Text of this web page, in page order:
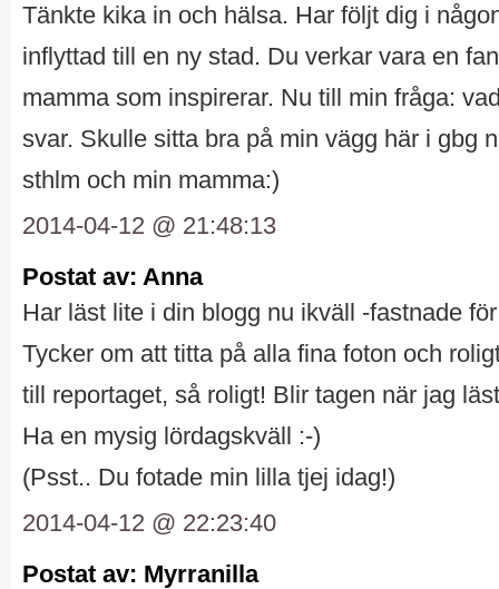
Tänkte kika in och hälsa. Har följt dig i
inflyttad till en ny stad. Du verkar vara en
mamma som inspirerar. Nu till min fråga:
svar. Skulle sitta bra på min vägg här i gbg
sthlm och min mamma:)
2014-04-12 @ 21:48:13
Postat av: Anna
Har läst lite i din blogg nu ikväll -fastnade
Tycker om att titta på alla fina foton och
till reportaget, så roligt! Blir tagen när jag
Ha en mysig lördagskväll :-)
(Psst.. Du fotade min lilla tjej idag!)
2014-04-12 @ 22:23:40
Postat av: Myrranilla